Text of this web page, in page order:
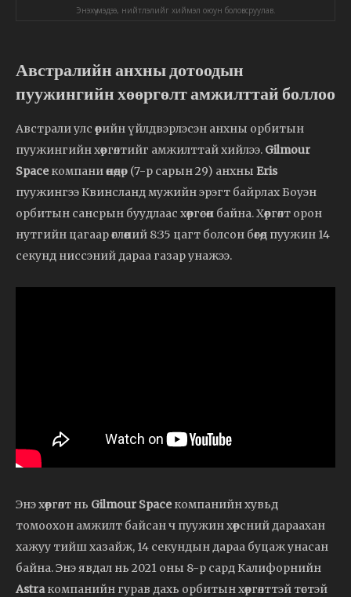
Энэхүү мэдээ, нийтлэлийг хиймэл оюун боловсруулав.
Австралийн анхны дотоодын
пуужингийн хөөргөлт амжилттай боллоо
Австрали улс өөрийн үйлдвэрлэсэн анхны орбитын
пуужингийн хөөргөлтийг амжилттай хийлээ. Gilmour
Spaceкомпани өнөөдөр (7-р сарын 29) анхны Eris
пуужингээ Квинсланд мужийн эрэгт байрлах Боуэн
орбитын сансрын буудлаас хөөргөсөн байна. Хөөргөлт орон
нутгийн цагаар өглөөний 8:35 цагт болсон бөгөөд пуужин 14
секунд ниссэний дараа газар унажээ.
Энэ хөөргөлт нь Gilmour Spaceкомпанийн хувьд
томоохон амжилт байсан ч пуужин хөөрсний дараахан
хажуу тийш хазайж, 14 секундын дараа буцаж унасан
байна. Энэ явдал нь 2021 оны 8-р сард Калифорнийн
Astraкомпанийн гурав дахь орбитын хөөргөлттэй төстэй